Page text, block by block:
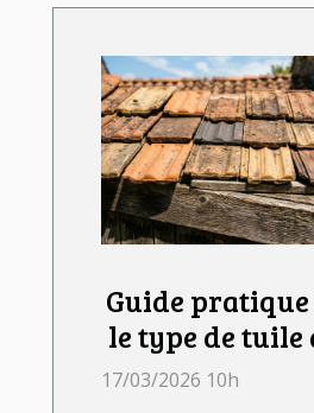
Guide
le type de tuile
votre toit
17/03/2026 10h